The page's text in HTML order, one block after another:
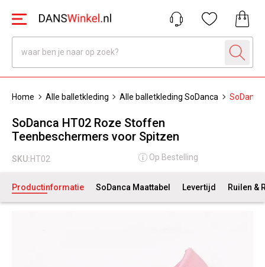
Home Alle balletkleding Alle balletkleding SoDanca
SoDanca HT02 Roze Stoffen
Teenbeschermers voor Spitzen
SKU:HT02 Op Bestelling
Productinformatie SoDanca Maattabel Levertijd Ruilen &